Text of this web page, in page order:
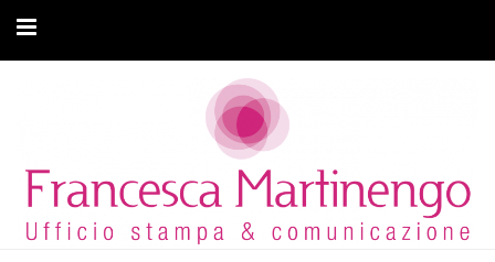
ARTICOLI
MODA ADATTIVA